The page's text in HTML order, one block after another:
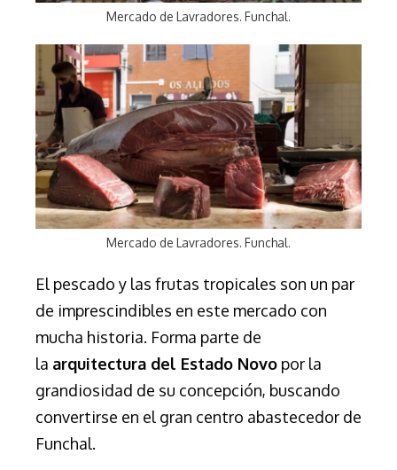
Mercado de Lavradores. Funchal.
Mercado de Lavradores. Funchal.
El pescado y las frutas tropicales son un par
de imprescindibles en este mercado con
mucha historia. Forma parte de
la arquitectura del Estado Novo por la
grandiosidad de su concepción, buscando
convertirse en el gran centro abastecedor de
Funchal.